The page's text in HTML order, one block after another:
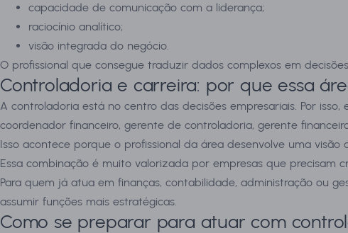
capacidade de comunicação com a liderança;
raciocínio analítico;
visão integrada do negócio.
O profissional que consegue traduzir dados complexos em
Controladoria e carreira: por que essa
A controladoria está no centro das decisões empresariais. Por
coordenador financeiro, gerente de controladoria, gerente
Isso acontece porque o profissional da área desenvolve uma
Essa combinação é muito valorizada por empresas que precisam
Para quem já atua em finanças, contabilidade, administração ou
assumir funções mais estratégicas.
Como se preparar para atuar com